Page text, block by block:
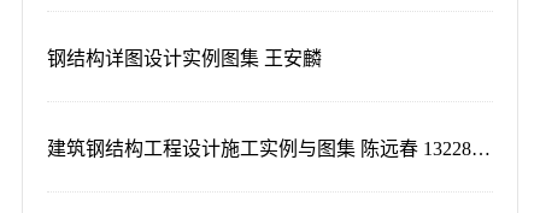
钢结构详图设计实例图集 王安麟
建筑钢结构工程设计施工实例与图集 陈远春 13228476